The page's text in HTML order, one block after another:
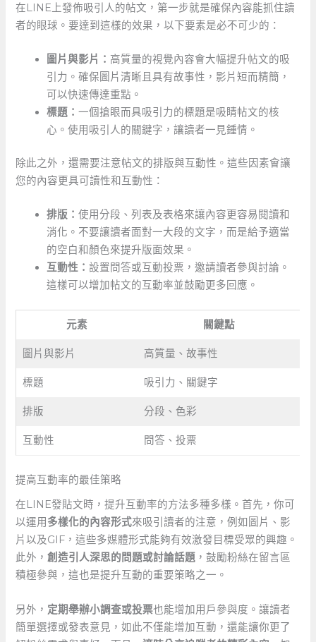
在LINE上發佈吸引人的帖文，第一步就是確保內容能抓住讀
者的眼球。要達到這樣的效果，以下要素是必不可少的：
圖片與影片： 高質量的視覺內容會大幅提升帖文的吸
引力。確保圖片清晰且具有故事性，影片短而精簡，
可以快速傳達重點。
標題：一個搶眼而具吸引力的標題是吸睛帖文的核
心。使用吸引人的關鍵字，讓讀者一見鍾情。
除此之外，還需要注意帖文的排版與互動性。這些因素會讓
您的內容更具可讀性和互動性：
排版：使用分段、列表及表格來讓內容更容易閱讀和
消化。不要讓讀者面對一大段的文字，而是給予適當
的空白和顏色來提升版面效果。
互動性：設置問答或互動投票，邀請讀者參與討論。
這樣可以增加帖文的互動率並鼓勵更多回應。
元素 關鍵點
圖片與影片 高質量、故事性
標題 吸引力、關鍵字
排版 分段、色彩
互動性 問答、投票
提高互動率的最佳策略
在LINE發貼文時，提升互動率的方法多種多樣。首先，你可
以運用 多樣化的內容形式來吸引讀者的注意，例如圖片、影
片以及GIF，這些多媒體形式能夠有效激發目標受眾的興趣。
此外，創造引人深思的問題或討論話題 ，鼓勵粉絲在留言區
積極參與，這也是提升互動的重要策略之一。
另外， 定期舉辦小調查或投票也能增加用戶參與度。讓讀者
簡單選擇或發表意見，如此不僅能增加互動，還能讓你更了